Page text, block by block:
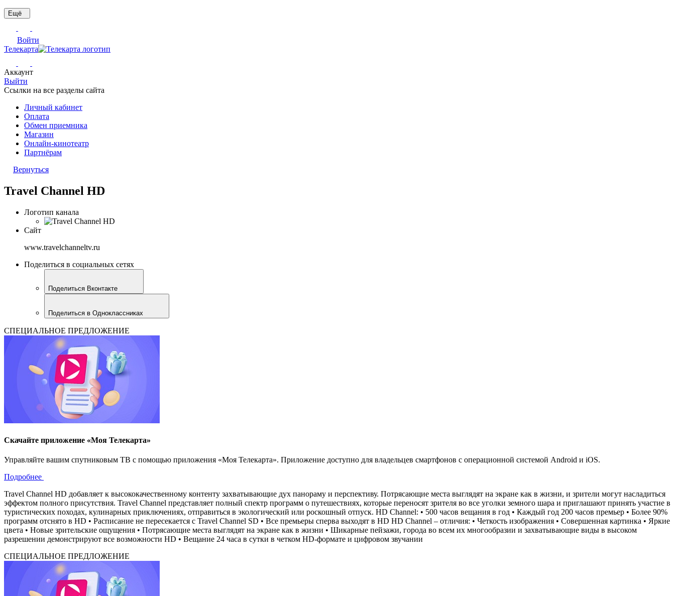
Ещё
Войти
Телекарта
Аккаунт
Выйти
Ссылки на все разделы сайта
Личный кабинет
Оплата
Обмен приемника
Магазин
Онлайн-кинотеатр
Партнёрам
Вернуться
Travel Channel HD
Логотип канала
Сайт
www.travelchanneltv.ru
Поделиться в социальных сетях
Поделиться Вконтакте
Поделиться в Одноклассниках
СПЕЦИАЛЬНОЕ ПРЕДЛОЖЕНИЕ
Скачайте приложение «Моя Телекарта»
Управляйте вашим спутниковым ТВ с помощью приложения «Моя Телекарта». Приложение доступно для владельцев смартфонов с операционной системой Android и iOS.
Подробнее
Travel Channel HD добавляет к высококачественному контенту захватывающие дух панораму и перспективу. Потрясающие места выглядят на экране как в жизни, и зрители могут насладиться
эффектом полного присутствия. Travel Channel представляет полный спектр программ о путешествиях, которые переносят зрителя во все уголки земного шара и приглашают принять участие в
туристических походах, кулинарных приключениях, отправиться в экологический или роскошный отпуск. HD Channel: • 500 часов вещания в год • Каждый год 200 часов премьер • Более 90%
программ отснято в HD • Расписание не пересекается с Travel Channel SD • Все премьеры сперва выходят в HD HD Channel – отличия: • Четкость изображения • Совершенная картинка • Яркие
цвета • Новые зрительские ощущения • Потрясающие места выглядят на экране как в жизни • Шикарные пейзажи, города во всем их многообразии и захватывающие виды в высоком
разрешении демонстрируют все возможности HD • Вещание 24 часа в сутки в четком HD-формате и цифровом звучании
СПЕЦИАЛЬНОЕ ПРЕДЛОЖЕНИЕ